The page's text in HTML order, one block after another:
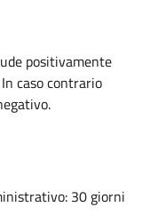
positivamente
caso contrario
30 giorni